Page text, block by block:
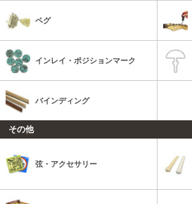
ペグ
インレイ・ポジションマーク
バインディング
その他
弦・アクセサリー